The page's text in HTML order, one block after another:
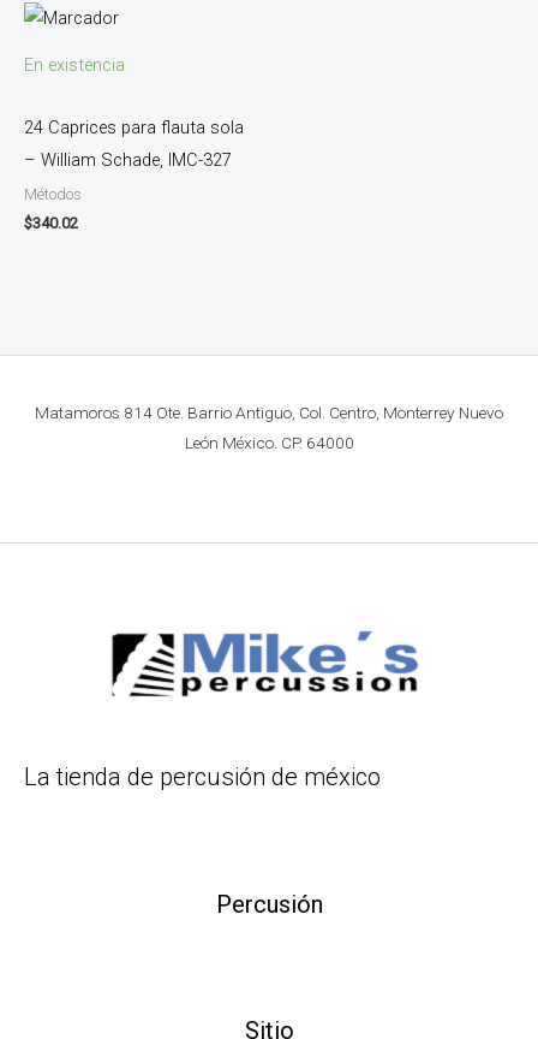
En existencia
24 Caprices para flauta sola
– William Schade, IMC-327
Métodos
$340.02
Matamoros 814 Ote. Barrio Antiguo, Col. Centro, Monterrey Nuevo
León México. CP. 64000
La tienda de percusión de méxico
Percusión
Sitio